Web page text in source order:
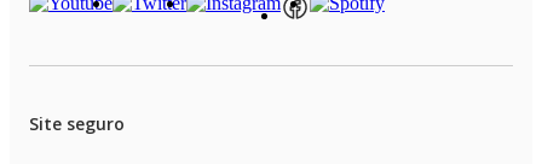
Site seguro